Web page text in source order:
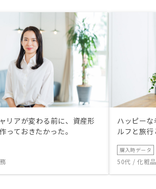
リアが変わる前に、資産形
っておきたかった。
ハッピー
ルフと旅
購入時データ
50代 / 化粧